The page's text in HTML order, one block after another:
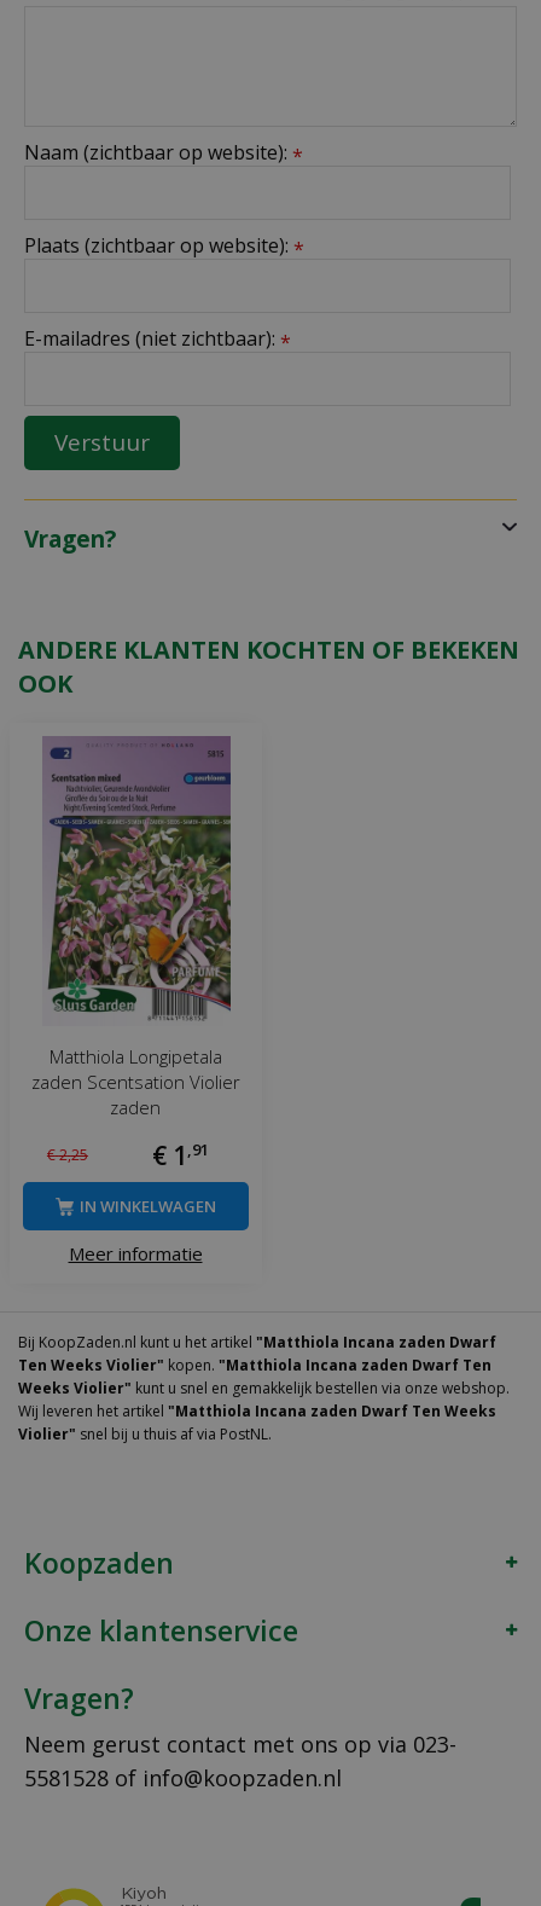
Naam (zichtbaar op website): *
Plaats (zichtbaar op website): *
E-mailadres (niet zichtbaar): *
Vragen?
ANDERE KLANTEN KOCHTEN OF BEKEKEN
OOK
Matthiola Longipetala
zaden Scentsation Violier
zaden
€2,25 € 1 ,91
Meer informatie
IN WINKELWAGEN
Bij KoopZaden.nl kunt u het artikel "Matthiola Incana zaden Dwarf
Ten Weeks Violier" kopen. "Matthiola Incana zaden Dwarf Ten
Weeks Violier" kunt u snel en gemakkelijk bestellen via onze webshop.
Wij leveren het artikel "Matthiola Incana zaden Dwarf Ten Weeks
Violier" snel bij u thuis af via PostNL.
Koopzaden
Onze klantenservice
Vragen?
Neem gerust contact met ons op via 023-
5581528 of info@koopzaden.nl